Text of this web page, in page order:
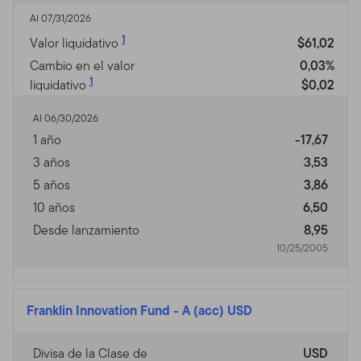
Al 07/31/2026
Valor liquidativo 1
$61,02
Cambio en el valor
liquidativo 1
0,03%
$0,02
Al 06/30/2026
1 año
-17,67
3 años
3,53
5 años
3,86
10 años
6,50
Desde lanzamiento
8,95
10/25/2005
Franklin Innovation Fund - A (acc) USD
Divisa de la Clase de
USD
instrumentos complejos, están analizados y evaluados
en cada uno de los prospectos de los Fondos.
Privacidad, Transmisión
de Información Personal,
Comunicaciones No
Solicitadas y Monitoreo
de Uso
Política de Privacidad.
Para inversores individuales
de nuestros Fondos, favor ver nuestra Política de
inversores actuales y de ex inversores; nuestra política
que tomamos para salvaguardarla.